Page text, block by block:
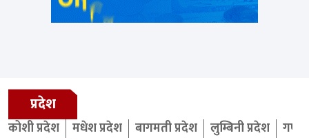
प्रदेश
कोशी प्रदेश मधेश प्रदेश बागमती प्रदेश लुम्बिनी प्रदेश